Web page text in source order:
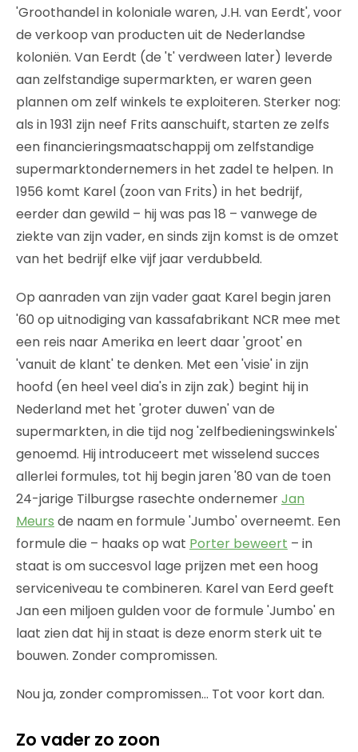
'Groothandel in koloniale waren, J.H. van Eerdt', voor
de verkoop van producten uit de Nederlandse
koloniën. Van Eerdt (de 't' verdween later) leverde
aan zelfstandige supermarkten, er waren geen
plannen om zelf winkels te exploiteren. Sterker nog:
als in 1931 zijn neef Frits aanschuift, starten ze zelfs
een financieringsmaatschappij om zelfstandige
supermarktondernemers in het zadel te helpen. In
1956 komt Karel (zoon van Frits) in het bedrijf,
eerder dan gewild – hij was pas 18 – vanwege de
ziekte van zijn vader, en sinds zijn komst is de omzet
van het bedrijf elke vijf jaar verdubbeld.
Op aanraden van zijn vader gaat Karel begin jaren
'60 op uitnodiging van kassafabrikant NCR mee met
een reis naar Amerika en leert daar 'groot' en
'vanuit de klant' te denken. Met een 'visie' in zijn
hoofd (en heel veel dia's in zijn zak) begint hij in
Nederland met het 'groter duwen' van de
supermarkten, in die tijd nog 'zelfbedieningswinkels'
genoemd. Hij introduceert met wisselend succes
allerlei formules, tot hij begin jaren '80 van de toen
24-jarige Tilburgse rasechte ondernemerJan
Meurs de naam en formule 'Jumbo' overneemt. Een
formule die – haaks op wat Porter beweert – in
staat is om succesvol lage prijzen met een hoog
serviceniveau te combineren. Karel van Eerd geeft
Jan een miljoen gulden voor de formule 'Jumbo' en
laat zien dat hij in staat is deze enorm sterk uit te
bouwen. Zonder compromissen.
Nou ja, zonder compromissen… Tot voor kort dan.
Zo vader zo zoon